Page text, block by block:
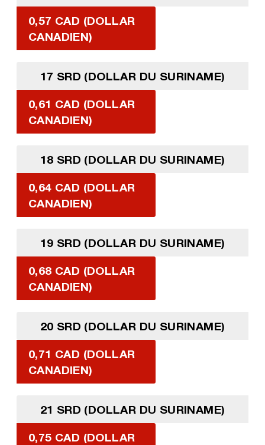
0,57 CAD (DOLLAR
CANADIEN)
17 SRD (DOLLAR DU SURINAME)
0,61 CAD (DOLLAR
CANADIEN)
18 SRD (DOLLAR DU SURINAME)
0,64 CAD (DOLLAR
CANADIEN)
19 SRD (DOLLAR DU SURINAME)
0,68 CAD (DOLLAR
CANADIEN)
20 SRD (DOLLAR DU SURINAME)
0,71 CAD (DOLLAR
CANADIEN)
21 SRD (DOLLAR DU SURINAME)
0,75 CAD (DOLLAR